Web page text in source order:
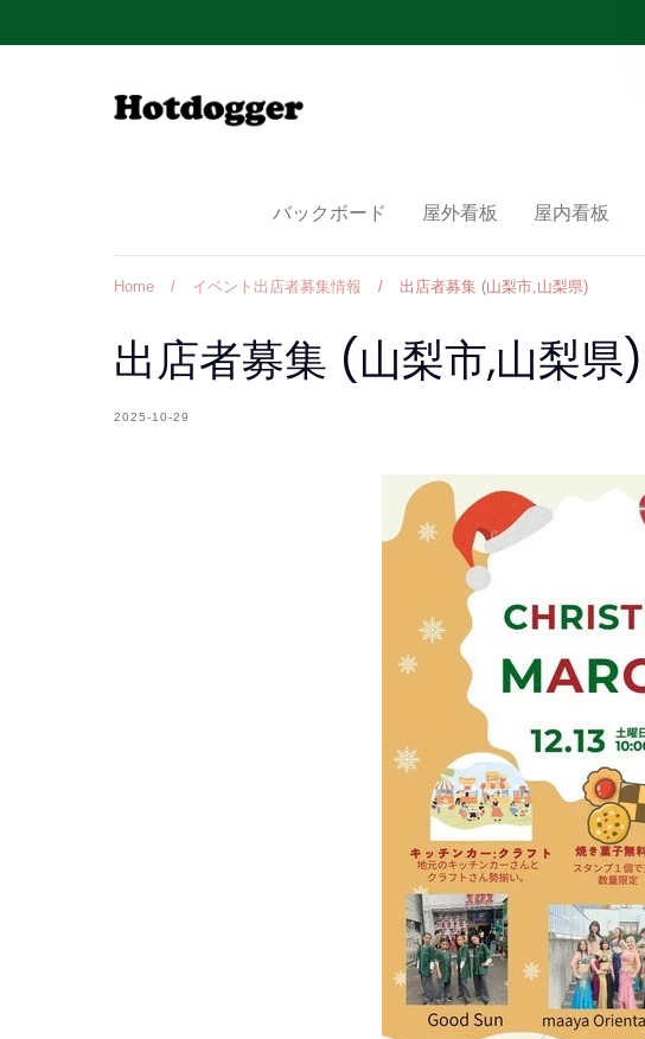
to
バックボード 屋外看板 屋内看板
Home / イベント出店者募集情報 / 出店者募集 (山梨市,山梨県)
出店者募集 (山梨市,山梨県)
2025-10-29